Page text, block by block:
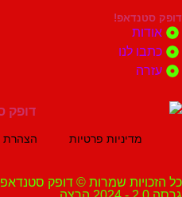
לנו
מדיניות פרטיות הצהרת נגישות
שמרות © דופק סטנדאפ ובידור 2014-2024.